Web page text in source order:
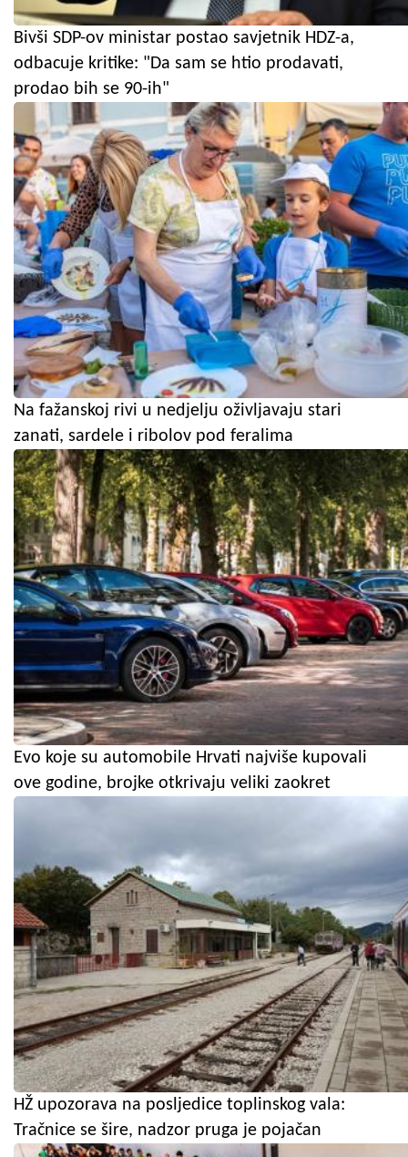
Bivši SDP-ov ministar postao savjetnik HDZ-a,
odbacuje kritike: "Da sam se htio prodavati,
prodao bih se 90-ih"
Na fažanskoj rivi u nedjelju oživljavaju stari
zanati, sardele i ribolov pod feralima
Evo koje su automobile Hrvati najviše kupovali
ove godine, brojke otkrivaju veliki zaokret
HŽ upozorava na posljedice toplinskog vala:
Tračnice se šire, nadzor pruga je pojačan